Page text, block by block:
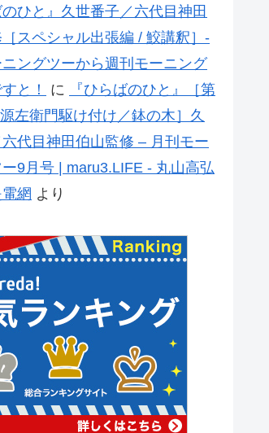
のひと』久世番子／六代目神田
スペシャル出張編 / 鮫講釈］-
ニングツーから週刊モーニング
と！
に
『ひらばのひと』［第
左衛門駆け付け／鉢の木］久
代目神田伯山監修 – 月刊モー
9月号 | maru3.LIFE - 丸山高弘
網 より